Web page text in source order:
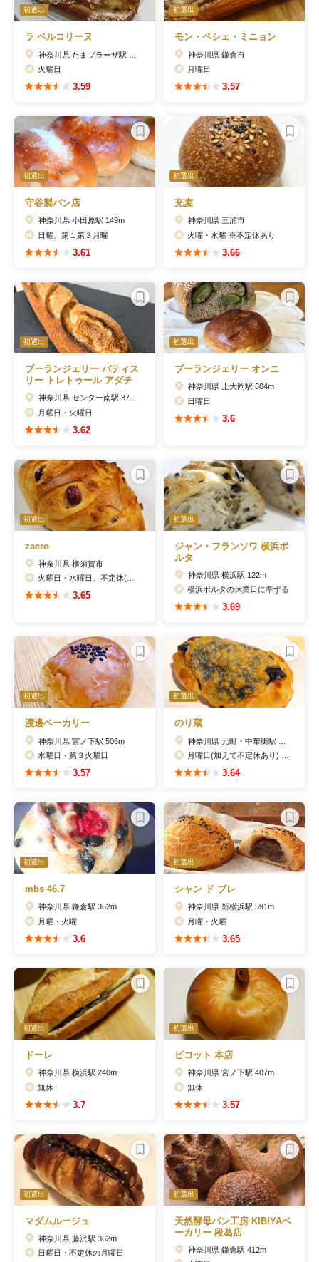
初選出
ラ ベルコリーヌ
火曜日
3.59
初選出
モン・ペシェ・ミニョン
神奈川県 鎌倉市
月曜日
3.57
初選出
守谷製パン店
神奈川県 小田原駅 149m
日曜、第１第３月曜
3.61
初選出
充麦
神奈川県 三浦市
火曜・水曜 ※不定休あり
3.66
初選出
ブーランジェリー パティス
リー トレトゥール アダチ
月曜日・火曜日
3.62
初選出
ブーランジェリー オンニ
神奈川県 上大岡駅 604m
日曜日
3.6
初選出
zacro
神奈川県 横須賀市
3.65
初選出
ジャン・フランソワ 横浜ポ
ルタ
神奈川県 横浜駅 122m
横浜ポルタの休業日に準ずる
3.69
初選出
渡邊ベーカリー
神奈川県 宮ノ下駅 506m
水曜日・第３火曜日
3.57
初選出
のり蔵
3.64
初選出
mbs 46.7
神奈川県 鎌倉駅 362m
月曜・火曜
3.6
初選出
シャン ド ブレ
神奈川県 新横浜駅 591m
月曜・火曜
3.65
初選出
ドーレ
神奈川県 横浜駅 240m
無休
3.7
初選出
ピコット 本店
神奈川県 宮ノ下駅 407m
無休
3.57
初選出
マダムルージュ
神奈川県 藤沢駅 362m
日曜日・不定休の月曜日
初選出
天然酵母パン工房 KIBIYAベ
ーカリー 段葛店
神奈川県 鎌倉駅 412m